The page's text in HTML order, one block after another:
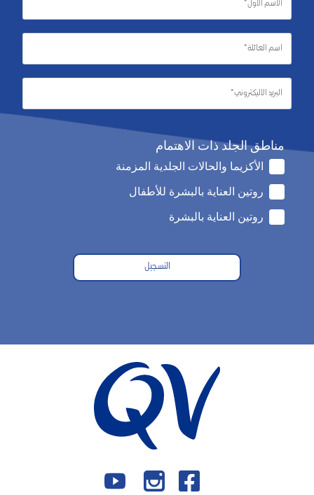
مناطق الجلد ذات الاهتمام
الأكزيما والحالات الجلدية المزمنة
روتين العناية بالبشرة للأطفال
روتين العناية بالبشرة
التسجيل